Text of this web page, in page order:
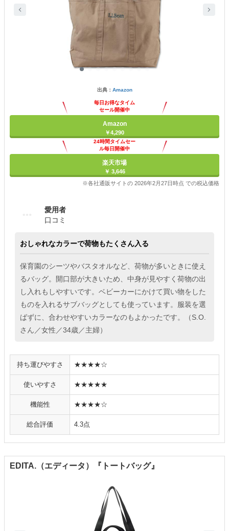
出典： Amazon
毎日お得なタイム
セール開催中
Amazon
￥4,290
24時間タイムセー
ル毎日開催中
楽天市場
￥ 3,646
※各社通販サイトの 2026年2月27日時点 での税込価格
愛用者
口コミ
おしゃれなカラーで荷物もたくさん入る
保育園のシーツやバスタオルなど、荷物が多いときに使え
るバッグ。開口部が大きいため、中身が見やすく荷物の出
し入れもしやすいです。ベビーカーにかけて買い物をした
ものを入れるサブバッグとしても使っています。服装を選
ばずに、合わせやすいカラーなのもよかったです。（S.O.
さん／女性／34歳／主婦）
持ち運びやすさ ★★★★☆
使いやすさ ★★★★★
機能性 ★★★★☆
総合評価 4.3点
EDITA.（エディータ）『トートバッグ』